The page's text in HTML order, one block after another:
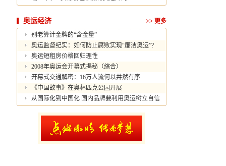
奥运经济 >> 更多
别老算计金牌的“含金量”
奥运监督纪实：如何防止腐败实现“廉洁奥运”?
奥运短租房价格回归理性
2008年奥运会开幕式揭秘（综合）
开幕式交通解密：16万人流何以井然有序
《中国故事》在奥林匹克公园开展
从国际化到中国化 国内品牌要利用奥运树立自信